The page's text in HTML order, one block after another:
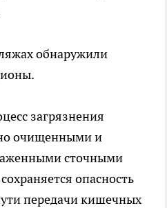
обнаружили
загрязнения
очищенными и
сточными
опасность
передачи кишечных